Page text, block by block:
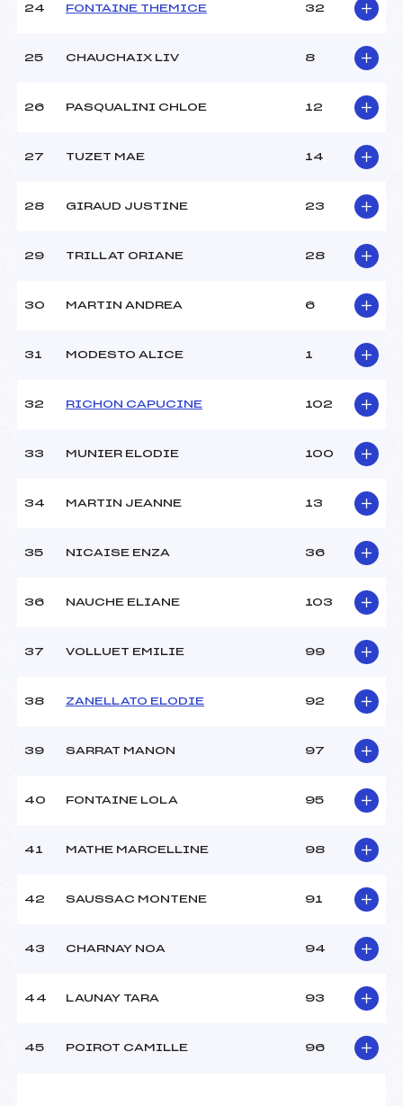
24 FONTAINE THEMICE 32
25 CHAUCHAIX LIV 8
26 PASQUALINI CHLOE 12
27 TUZET MAE 14
28 GIRAUD JUSTINE 23
29 TRILLAT ORIANE 28
30 MARTIN ANDREA 6
31 MODESTO ALICE 1
32 RICHON CAPUCINE 102
33 MUNIER ELODIE 100
34 MARTIN JEANNE 13
35 NICAISE ENZA 36
36 NAUCHE ELIANE 103
37 VOLLUET EMILIE 99
38 ZANELLATO ELODIE 92
39 SARRAT MANON 97
40 FONTAINE LOLA 95
41 MATHE MARCELLINE 98
42 SAUSSAC MONTENE 91
43 CHARNAY NOA 94
44 LAUNAY TARA 93
45 POIROT CAMILLE 96